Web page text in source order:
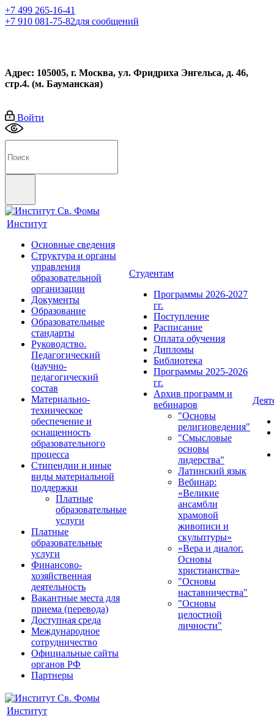
+7 499 265-16-41
+7 910 081-75-82для сообщений
Адрес: 105005, г. Москва, ул. Фридриха Энгельса, д. 46,
стр.4. (м. Бауманская)
Войти
Институт
Основные сведения
Структура и органы
управления
образовательной
организации
Документы
Образование
Образовательные
стандарты
Руководство.
Педагогический
(научно-
педагогический
состав
Материально-
техническое
обеспечение и
оснащенность
образовательного
процесса
Стипендии и иные
виды материальной
поддержки
Платные
образовательные
услуги
Платные
образовательные
услуги
Финансово-
хозяйственная
деятельность
Вакантные места для
приема (перевода)
Доступная среда
Международное
сотрудничество
Официальные сайты
органов РФ
Партнеры
Студентам
Программы 2026-2027
гг.
Поступление
Расписание
Оплата обучения
Дипломы
Библиотека
Программы 2025-2026
гг.
Архив программ и
вебинаров
"Основы
религиоведения"
"Смысловые
основы
лидерства"
Латинский язык
Вебинар:
«Великие
ансамбли
храмовой
живописи и
скульптуры»
«Вера и диалог.
Основы
христианства»
"Основы
наставничества"
"Основы
целостной
личности"
Институт